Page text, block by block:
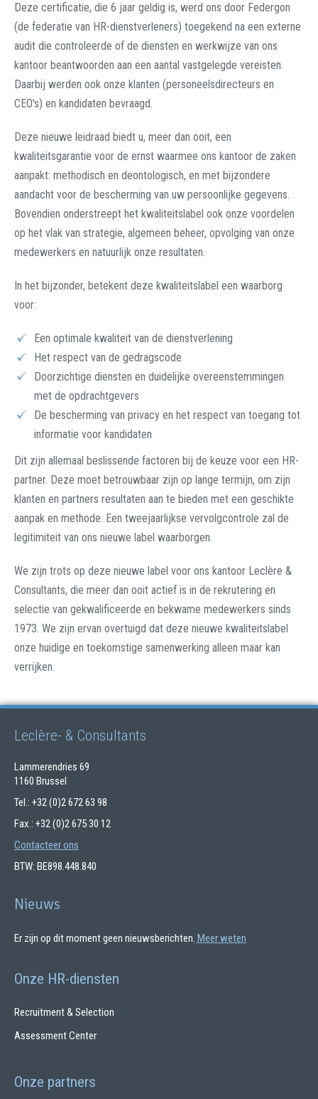
Deze certificatie, die 6 jaar geldig is, werd ons door Federgon
(de federatie van HR-dienstverleners) toegekend na een externe
audit die controleerde of de diensten en werkwijze van ons
kantoor beantwoorden aan een aantal vastgelegde vereisten.
Daarbij werden ook onze klanten (personeelsdirecteurs en
CEO's) en kandidaten bevraagd.
Deze nieuwe leidraad biedt u, meer dan ooit, een
kwaliteitsgarantie voor de ernst waarmee ons kantoor de zaken
aanpakt: methodisch en deontologisch, en met bijzondere
aandacht voor de bescherming van uw persoonlijke gegevens.
Bovendien onderstreept het kwaliteitslabel ook onze voordelen
op het vlak van strategie, algemeen beheer, opvolging van onze
medewerkers en natuurlijk onze resultaten.
In het bijzonder, betekent deze kwaliteitslabel een waarborg
voor:
Een optimale kwaliteit van de dienstverlening
Het respect van de gedragscode
Doorzichtige diensten en duidelijke overeenstemmingen
met de opdrachtgevers
De bescherming van privacy en het respect van toegang tot
informatie voor kandidaten
Dit zijn allemaal beslissende factoren bij de keuze voor een HR-
partner. Deze moet betrouwbaar zijn op lange termijn, om zijn
klanten en partners resultaten aan te bieden met een geschikte
aanpak en methode. Een tweejaarlijkse vervolgcontrole zal de
legitimiteit van ons nieuwe label waarborgen.
We zijn trots op deze nieuwe label voor ons kantoor Leclère &
Consultants, die meer dan ooit actief is in de rekrutering en
selectie van gekwalificeerde en bekwame medewerkers sinds
1973. We zijn ervan overtuigd dat deze nieuwe kwaliteitslabel
onze huidige en toekomstige samenwerking alleen maar kan
verrijken.
Leclère- & Consultants
Lammerendries 69
1160 Brussel
Tel.: +32 (0)2 672 63 98
Fax.: +32 (0)2 675 30 12
Contacteer ons
BTW: BE898.448.840
Nieuws
Er zijn op dit moment geen nieuwsberichten. Meer weten
Onze HR-diensten
Recruitment & Selection
Assessment Center
Onze partners